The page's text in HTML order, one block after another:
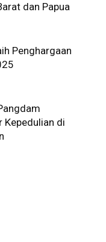
dan Papua
Penghargaan
Kepedulian di